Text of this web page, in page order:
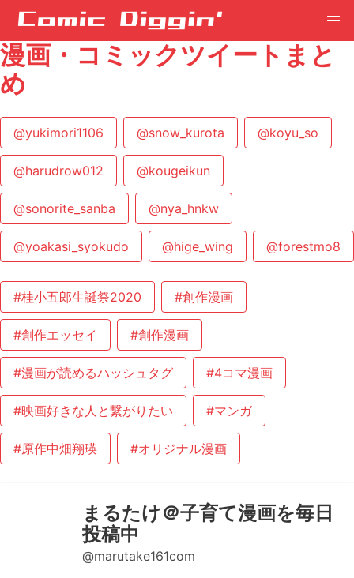
漫画・コミックツイートまと
め
@yukimori1106 @snow_kurota @koyu_so
@harudrow012 @kougeikun
@sonorite_sanba @nya_hnkw
@yoakasi_syokudo @hige_wing @forestmo8
#桂小五郎生誕祭2020 #創作漫画
#創作エッセイ #創作漫画
#漫画が読めるハッシュタグ #4コマ漫画
#映画好きな人と繋がりたい #マンガ
#原作中畑翔瑛 #オリジナル漫画
まるたけ＠子育て漫画を毎日
投稿中
@marutake161com